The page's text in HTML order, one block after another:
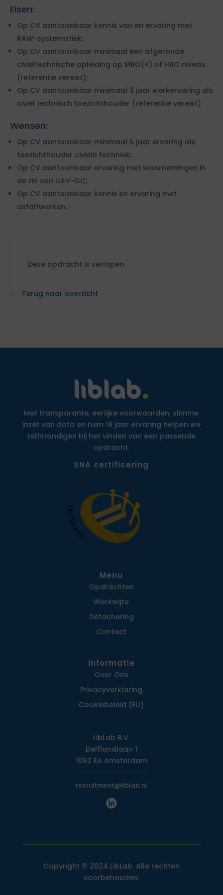
Eisen:
Op CV aantoonbaar kennis van en ervaring met
RAW-systematiek;
Op CV aantoonbaar minimaal een afgeronde
civieltechnische opleiding op MBO(+) of HBO niveau
(referentie vereist);
Op CV aantoonbaar minimaal 3 jaar werkervaring als
civiel technisch toezichthouder (referentie vereist).
Wensen:
Op CV aantoonbaar minimaal 5 jaar ervaring als
toezichthouder civiele techniek;
Op CV aantoonbaar ervaring met waarnemingen in
de zin van UAV-GC;
Op CV aantoonbaar kennis en ervaring met
asfaltwerken.
Deze opdracht is verlopen.
Terug naar overzicht
Met transparante, eerlijke voorwaarden, slimme
inzet van data en ruim 18 jaar ervaring helpen we
zelfstandigen bij het vinden van een passende
opdracht.
SNA certificering
Menu
Opdrachten
Werkwijze
Detachering
Contact
Informatie
Over Ons
Privacy­verklaring
Cookiebeleid (EU)
LibLab B.V.
Delflandlaan 1
1062 EA Amsterdam
recruitment@liblab.nl
Copyright © 2024 LibLab. Alle rechten
voorbehouden.